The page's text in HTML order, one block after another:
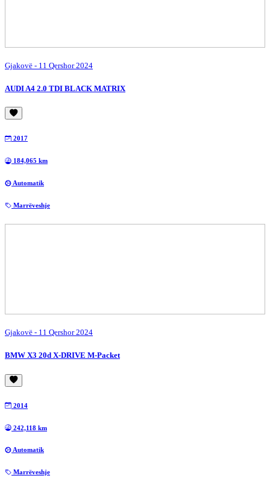
Gjakovë - 11 Qershor 2024
AUDI A4 2.0 TDI BLACK MATRIX
2017
184,065 km
Automatik
Marrëveshje
Gjakovë - 11 Qershor 2024
BMW X3 20d X-DRIVE M-Packet
2014
242,118 km
Automatik
Marrëveshje